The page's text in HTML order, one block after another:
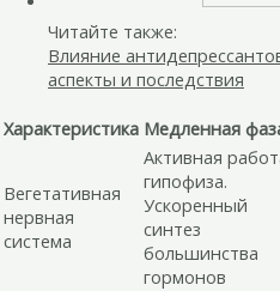
Читайте также:
Влияние
аспекты и последствия
Характеристика Медленная
Вегетативная
нервная
система
Активная
гипофиза.
Ускоренный
синтез
большинства
гормонов